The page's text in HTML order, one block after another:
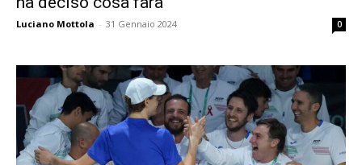
Luciano Mottola - 31 Gennaio 2024 0